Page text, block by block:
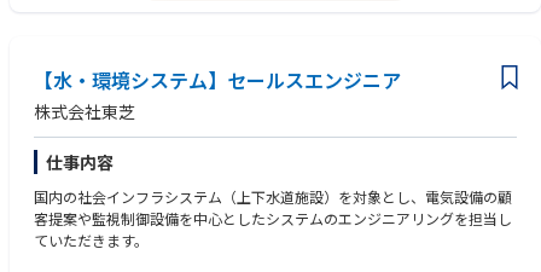
【具体的な仕事内容】
・課題解決に向けたデータ可視化ならびにデータ解析。
・既存システムと新規システムとの連携。
・新たなシステム開発。
【この仕事を通じて得られること】
・他部門とも協働できる。
・目標を達成しようとする意志がある。
【水・環境システム】セールスエンジニア
株式会社東芝
仕事内容
国内の社会インフラシステム（上下水道施設）を対象とし、電気設備の顧
客提案や監視制御設備を中心としたシステムのエンジニアリングを担当し
ていただきます。